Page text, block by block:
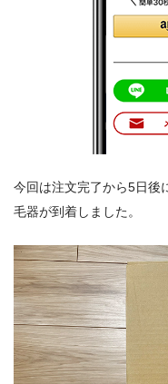
今回は注文完了から5日後
毛器が到着しました。